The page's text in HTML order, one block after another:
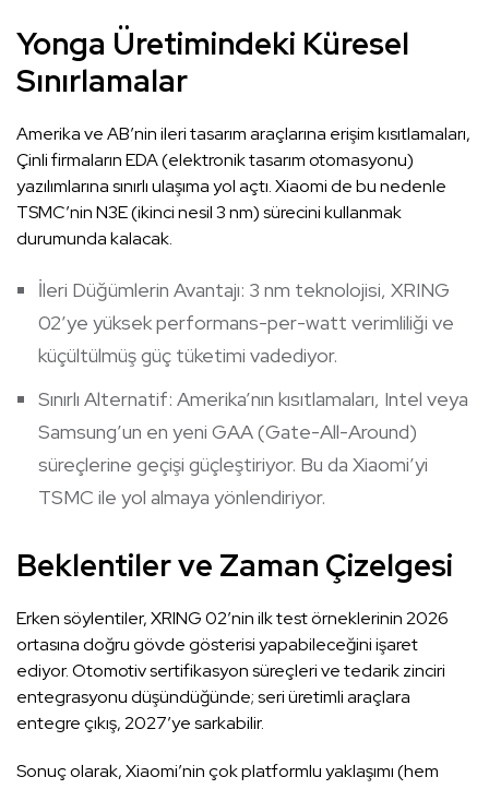
Yonga Üretimindeki Küresel
Sınırlamalar
Amerika ve AB’nin ileri tasarım araçlarına erişim kısıtlamaları,
Çinli firmaların EDA (elektronik tasarım otomasyonu)
yazılımlarına sınırlı ulaşıma yol açtı. Xiaomi de bu nedenle
TSMC’nin N3E (ikinci nesil 3 nm) sürecini kullanmak
durumunda kalacak.
İleri Düğümlerin Avantajı: 3 nm teknolojisi, XRING
02’ye yüksek performans-per-watt verimliliği ve
küçültülmüş güç tüketimi vadediyor.
Sınırlı Alternatif: Amerika’nın kısıtlamaları, Intel veya
Samsung’un en yeni GAA (Gate-All-Around)
süreçlerine geçişi güçleştiriyor. Bu da Xiaomi’yi
TSMC ile yol almaya yönlendiriyor.
Beklentiler ve Zaman Çizelgesi
Erken söylentiler, XRING 02’nin ilk test örneklerinin 2026
ortasına doğru gövde gösterisi yapabileceğini işaret
ediyor. Otomotiv sertifikasyon süreçleri ve tedarik zinciri
entegrasyonu düşündüğünde; seri üretimli araçlara
entegre çıkış, 2027’ye sarkabilir.
Sonuç olarak, Xiaomi’nin çok platformlu yaklaşımı (hem